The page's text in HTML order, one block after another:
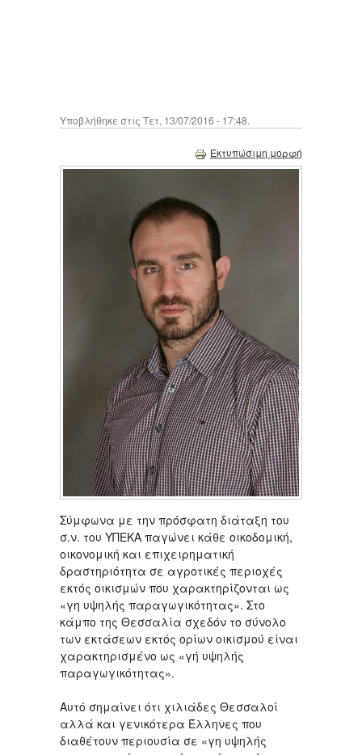
Υποβλήθηκε στις Τετ, 13/07/2016 - 17:48.
Εκτυπώσιμη μορφή
Σύμφωνα με την πρόσφατη διάταξη του
σ.ν. του ΥΠΕΚΑ παγώνει κάθε οικοδομική,
οικονομική και επιχειρηματική
δραστηριότητα σε αγροτικές περιοχές
εκτός οικισμών που χαρακτηρίζονται ως
«γη υψηλής παραγωγικότητας». Στο
κάμπο της Θεσσαλία σχεδόν το σύνολο
των εκτάσεων εκτός ορίων οικισμού είναι
χαρακτηρισμένο ως «γή υψηλής
παραγωγικότητας».
Αυτό σημαίνει ότι χιλιάδες Θεσσαλοί
αλλά και γενικότερα Έλληνες που
διαθέτουν περιουσία σε «γη υψηλής